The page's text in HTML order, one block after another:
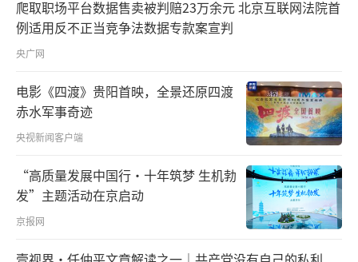
大湾区以后，除了大湾区里面的城市，我们也
面对内地的整个市场，可以做到的规模跟发展
是不一样的。同样年轻人如果他在香港的话，
他可以带来很多国际上，或者是跟国外接触的
经验，给到现在大湾区里面的公司一个更往外
发展的空间。
爬取职场平台数据售卖被判赔23万余元 北京互联网法院首
例适用反不正当竞争法数据专款案宣判
央广网
电影《四渡》贵阳首映，全景还原四渡
赤水军事奇迹
央视新闻客户端
“高质量发展中国行·十年筑梦 生机勃
发”主题活动在京启动
京报网